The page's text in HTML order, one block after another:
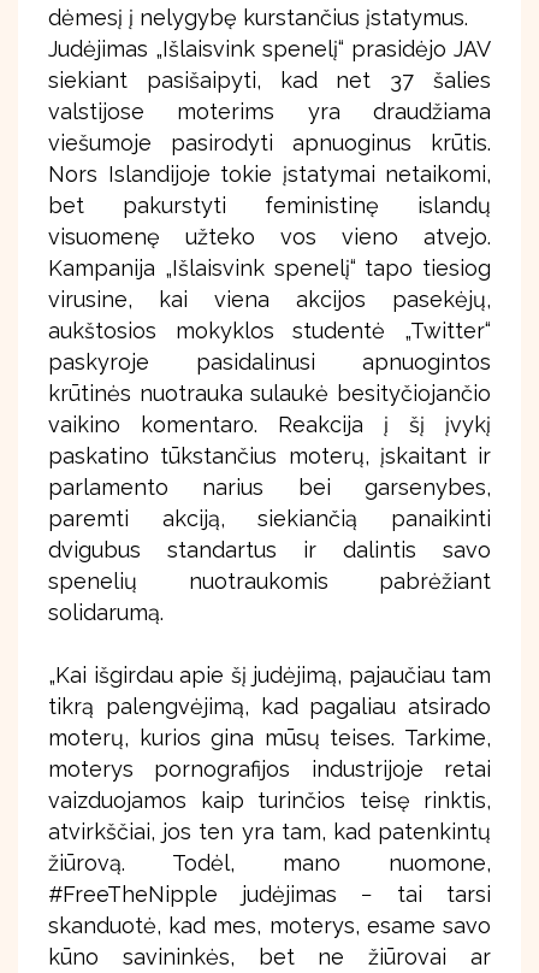
dėmesį į nelygybę kurstančius įstatymus.
Judėjimas „Išlaisvink spenelį“ prasidėjo JAV
siekiant pasišaipyti, kad net 37 šalies
valstijose moterims yra draudžiama
viešumoje pasirodyti apnuoginus krūtis.
Nors Islandijoje tokie įstatymai netaikomi,
bet pakurstyti feministinę islandų
visuomenę užteko vos vieno atvejo.
Kampanija „Išlaisvink spenelį“ tapo tiesiog
virusine, kai viena akcijos pasekėjų,
aukštosios mokyklos studentė „Twitter“
paskyroje pasidalinusi apnuogintos
krūtinės nuotrauka sulaukė besityčiojančio
vaikino komentaro. Reakcija į šį įvykį
paskatino tūkstančius moterų, įskaitant ir
parlamento narius bei garsenybes,
paremti akciją, siekiančią panaikinti
dvigubus standartus ir dalintis savo
spenelių nuotraukomis pabrėžiant
solidarumą.
„Kai išgirdau apie šį judėjimą, pajaučiau tam
tikrą palengvėjimą, kad pagaliau atsirado
moterų, kurios gina mūsų teises. Tarkime,
moterys pornografijos industrijoje retai
vaizduojamos kaip turinčios teisę rinktis,
atvirkščiai, jos ten yra tam, kad patenkintų
žiūrovą. Todėl, mano nuomone,
#FreeTheNipple judėjimas − tai tarsi
skanduotė, kad mes, moterys, esame savo
kūno savininkės, bet ne žiūrovai ar